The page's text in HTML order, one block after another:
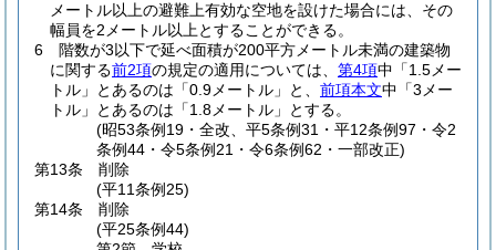
メートル以上の避難上有効な空地を設けた場合には、その
幅員を2メートル以上とすることができる。
6
階数が3以下で延べ面積が200平方メートル未満の建築物
に関する前2項の規定の適用については、 第4項中「1.5メー
トル」とあるのは「0.9メートル」と、 前項本文中「3メー
トル」とあるのは「1.8メートル」とする。
(昭53条例19・全改、平5条例31・平12条例97・令2
条例44・令5条例21・令6条例62・一部改正)
第13条
削除
(平11条例25)
第14条
削除
(平25条例44)